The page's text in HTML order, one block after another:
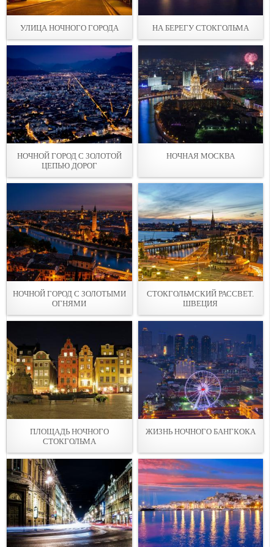
УЛИЦА НОЧНОГО ГОРОДА НА БЕРЕГУ СТОКГОЛЬМА
НОЧНОЙ ГОРОД С ЗОЛОТОЙ
ЦЕПЬЮ ДОРОГ
НОЧНАЯ МОСКВА
НОЧНОЙ ГОРОД С ЗОЛОТЫМИ
ОГНЯМИ
СТОКГОЛЬМСКИЙ РАССВЕТ.
ШВЕЦИЯ
ПЛОЩАДЬ НОЧНОГО
СТОКГОЛЬМА
ЖИЗНЬ НОЧНОГО БАНГКОКА